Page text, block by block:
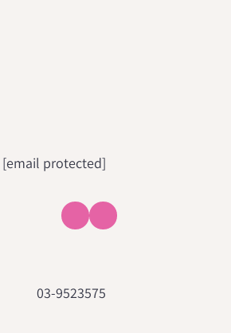
[email protected]
03-9523575